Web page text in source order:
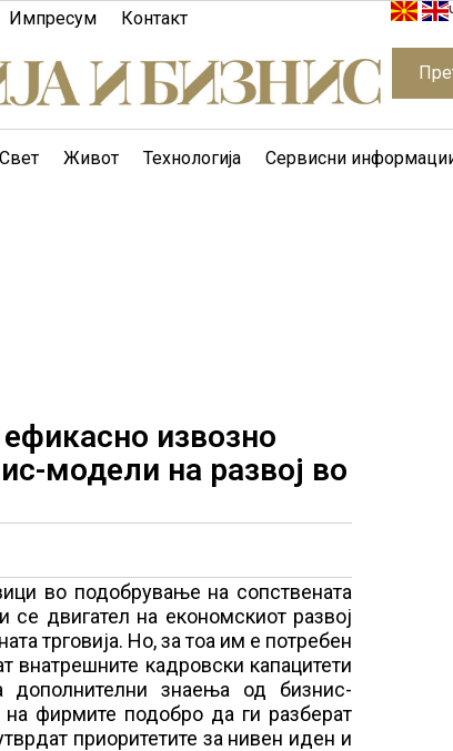
Импресум Контакт
Свет Живот Технологија Сервисни
извозно
модели на развој во
во подобрување на сопствената
двигател на економскиот развој
трговија. Но, за тоа им е потребен
внатрешните кадровски капацитети
дополнителни знаења од бизнис-
фирмите подобро да ги разберат
приоритетите за нивен иден и